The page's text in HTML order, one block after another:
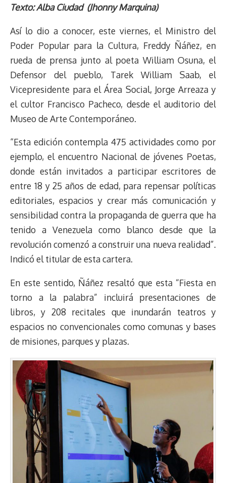
r
a
d
s
p
L
i
k
i
t
a
s
A
p
c
b
o
k
s
o
d
n
u
s
l
g
r
a
m
l
e
r
s
t
Texto: Alba Ciudad (Jhonny Marquina)
Así lo dio a conocer, este viernes, el Ministro del
Poder Popular para la Cultura, Freddy Ñáñez, en
rueda de prensa junto al poeta William Osuna, el
Defensor del pueblo, Tarek William Saab, el
Vicepresidente para el Área Social, Jorge Arreaza y
el cultor Francisco Pacheco, desde el auditorio del
Museo de Arte Contemporáneo.
“Esta edición contempla 475 actividades como por
ejemplo, el encuentro Nacional de jóvenes Poetas,
donde están invitados a participar escritores de
entre 18 y 25 años de edad, para repensar políticas
editoriales, espacios y crear más comunicación y
sensibilidad contra la propaganda de guerra que ha
tenido a Venezuela como blanco desde que la
revolución comenzó a construir una nueva realidad”.
Indicó el titular de esta cartera.
En este sentido, Ñáñez resaltó que esta “Fiesta en
torno a la palabra” incluirá presentaciones de
libros, y 208 recitales que inundarán teatros y
espacios no convencionales como comunas y bases
de misiones, parques y plazas.